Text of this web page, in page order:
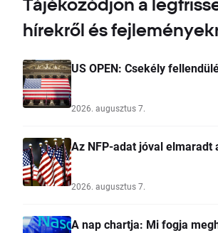
Tájékozódjon a
hírekről és
US OPEN: Csekély
2026. augusztus 7.
Az NFP-adat jóval elmaradt
2026. augusztus 7.
A nap chartja: Mi fogja